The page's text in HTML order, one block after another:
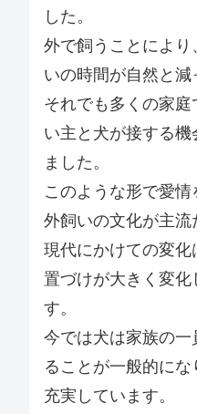
した。
外で飼うことによ
いの時間が自然と減
それでも多くの家
い主と犬が接する
ました。
このような形で愛情
外飼いの文化が主流
現代にかけての変
置づけが大きく変化
す。
今では犬は家族の
ることが一般的に
充実しています。